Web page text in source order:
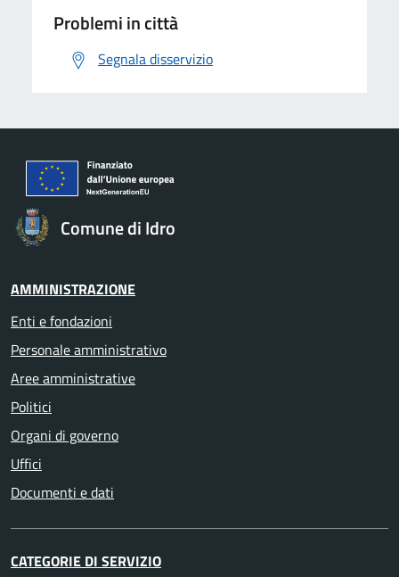
Problemi in città
Segnala disservizio
Comune di Idro
AMMINISTRAZIONE
Enti e fondazioni
Personale amministrativo
Aree amministrative
Politici
Organi di governo
Uffici
Documenti e dati
CATEGORIE DI SERVIZIO